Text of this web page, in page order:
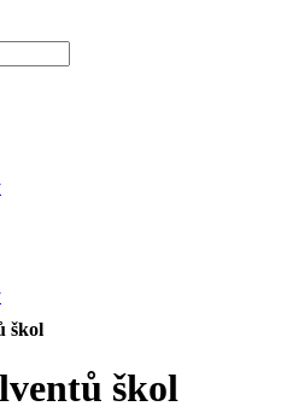
škol
škol